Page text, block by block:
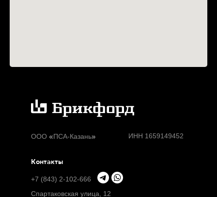
ИНН 1659149452
Контакты
+7 (843) 2-102-666
ООО «ПСА-Казань»
Спартаковская улица, 12